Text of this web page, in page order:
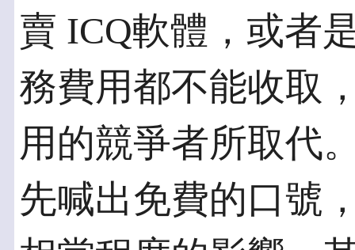
賣 ICQ軟體，或者
務費用都不能收取
用的競爭者所取代
先喊出免費的口號